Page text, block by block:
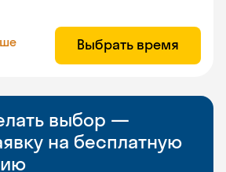
Выбрать время
выбор —
на бесплатную